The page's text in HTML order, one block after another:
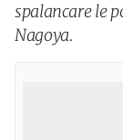
spalancare le
Nagoya.